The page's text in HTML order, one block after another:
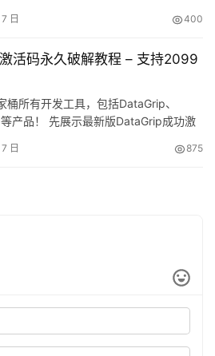
先把安装包、解压目录、脚本执行和
。 下面这篇 data…
日 400
活码永久破解教程 – 支持2099
所有开发工具，包括DataGrip、
产品！ 先展示最新版DataGrip成功激
手教你如何永久激活DataGrip至2099
日 875